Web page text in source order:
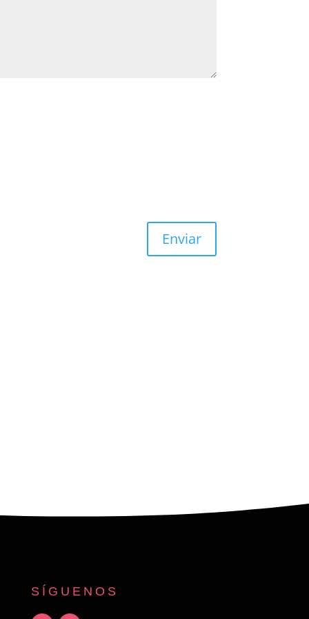
Enviar
SÍGUENOS